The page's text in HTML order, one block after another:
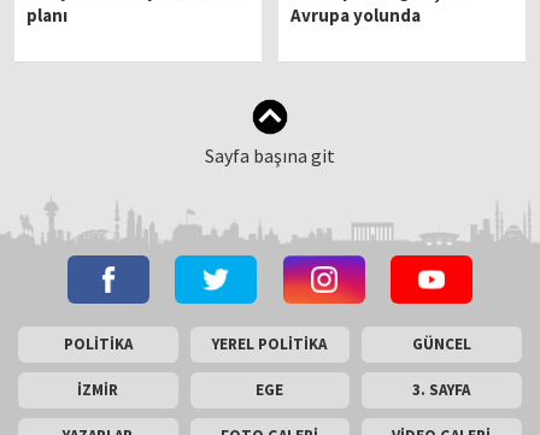
planı
Avrupa yolunda
Sayfa başına git
POLİTİKA YEREL POLİTİKA GÜNCEL
İZMİR EGE 3. SAYFA